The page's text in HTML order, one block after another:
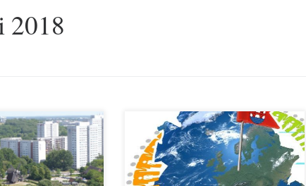
2018
Füßen vorbei in die
das konnten wir
Ausflug zum
in der Marzahner
Mit Beginn des Frühlings, begann
auch das neue Projekt „Friedrichshain
Glocal“ unter dem Dach des
Jugend[widerstands]museums